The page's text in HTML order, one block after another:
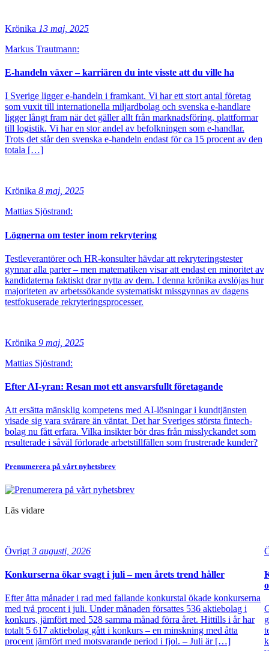
Krönika 13 maj, 2025
Markus Trautmann:
E-handeln växer – karriären du inte visste att du ville ha
I Sverige ligger e-handeln i framkant. Vi har ett stort antal företag
som vuxit till internationella miljardbolag och svenska e-handlare
ligger långt fram när det gäller allt från marknadsföring, plattformar
till logistik. Vi har en stor andel av befolkningen som e-handlar.
Trots det står den svenska e-handeln endast för ca 15 procent av den
totala […]
Krönika 8 maj, 2025
Mattias Sjöstrand:
Lögnerna om tester inom rekrytering
Testleverantörer och HR-konsulter hävdar att rekryteringstester
gynnar alla parter – men matematiken visar att endast en minoritet av
kandidaterna faktiskt drar nytta av dem. I denna krönika avslöjas hur
majoriteten av arbetssökande systematiskt missgynnas av dagens
testfokuserade rekryteringsprocesser.
Krönika 9 maj, 2025
Mattias Sjöstrand:
Efter AI-yran: Resan mot ett ansvarsfullt företagande
Att ersätta mänsklig kompetens med AI-lösningar i kundtjänsten
visade sig vara svårare än väntat. Det har Sveriges största fintech-
bolag nu fått erfara. Vilka insikter bör dras från misslyckandet som
resulterade i såväl förlorade arbetstillfällen som frustrerade kunder?
Prenumerera på vårt nyhetsbrev
Läs vidare
Övrigt 3 augusti, 2026
Konkurserna ökar svagt i juli – men årets trend håller
Efter åtta månader i rad med fallande konkurstal ökade konkurserna
med två procent i juli. Under månaden försattes 536 aktiebolag i
konkurs, jämfört med 528 samma månad förra året. Hittills i år har
totalt 5 617 aktiebolag gått i konkurs – en minskning med åtta
procent jämfört med motsvarande period i fjol. – Juli är […]